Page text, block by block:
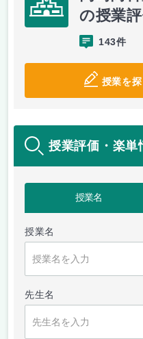
の授業
143件
授業を
授業評価・楽単
授業名
授業名
先生名